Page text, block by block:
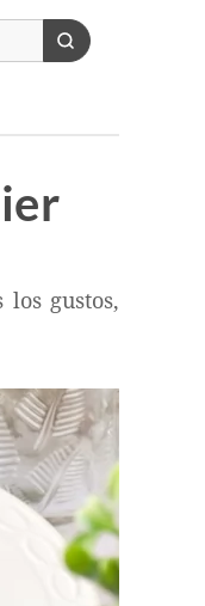
los gustos,